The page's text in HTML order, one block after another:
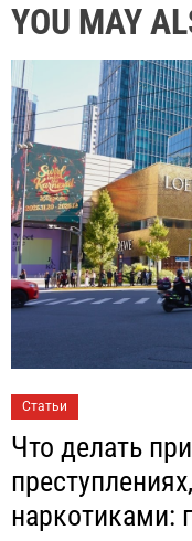
YOU MAY
Статьи
Что делать
наркотиками: